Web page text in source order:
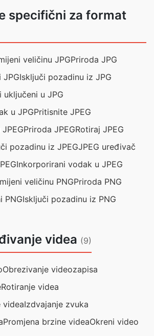
specifični za format
veličinu JPGPriroda JPG
JPGIsključi pozadinu iz JPG
uključeni u JPG
u JPGPritisnite JPEG
Priroda JPEGRotiraj JPEG
pozadinu iz JPEGJPEG uređivač
Inkorporirani vodak u JPEG
veličinu PNGPriroda PNG
PNGIsključi pozadinu iz PNG
videa (9)
Obrezivanje videozapisa
Rotiranje videa
videaIzdvajanje zvuka
Promjena brzine videaOkreni video